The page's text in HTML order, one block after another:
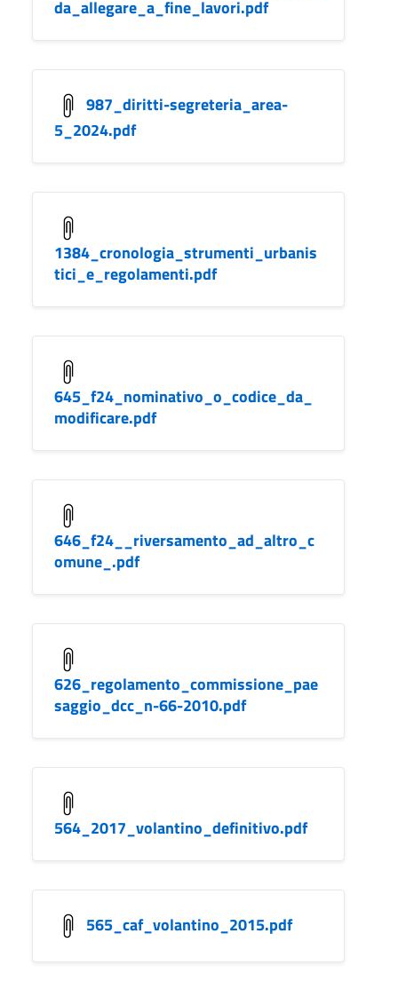
da_allegare_a_fine_lavori.pdf
987_diritti-segreteria_area-
5_2024.pdf
1384_cronologia_strumenti_urbanis
tici_e_regolamenti.pdf
645_f24_nominativo_o_codice_da_
modificare.pdf
646_f24__riversamento_ad_altro_c
omune_.pdf
626_regolamento_commissione_pae
saggio_dcc_n-66-2010.pdf
564_2017_volantino_definitivo.pdf
565_caf_volantino_2015.pdf